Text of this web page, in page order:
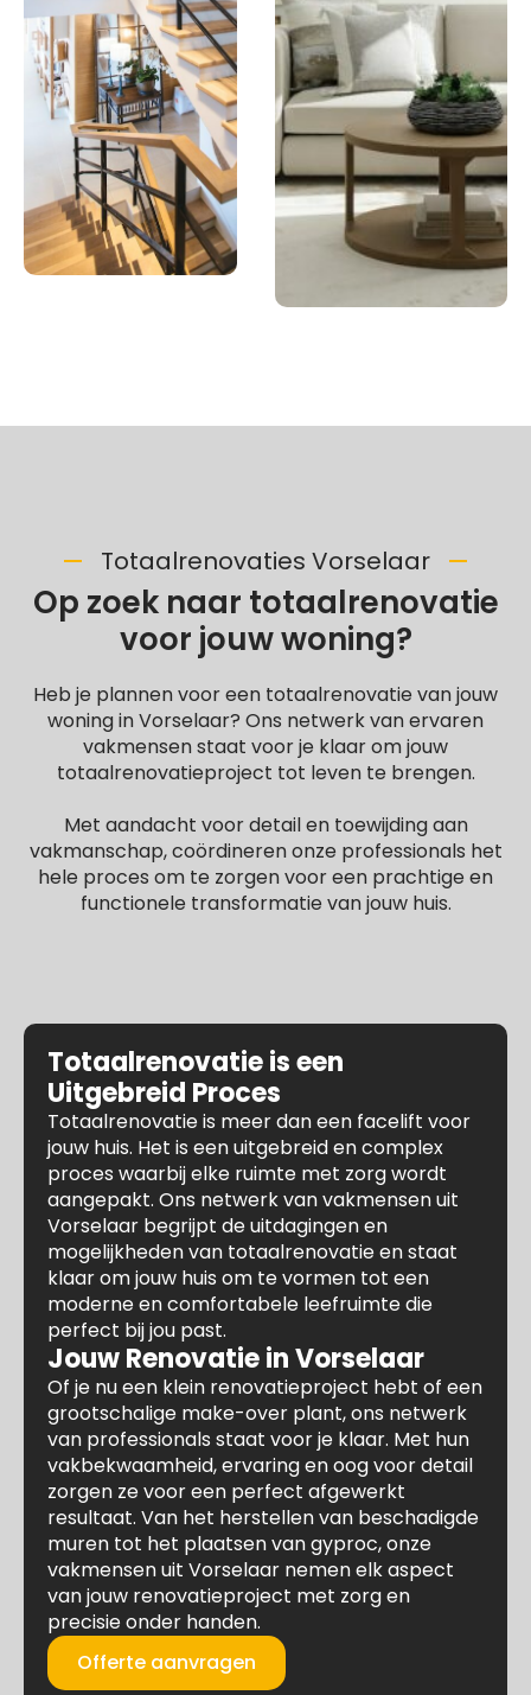
Totaalrenovaties Vorselaar
Op zoek naar totaalrenovatie
voor jouw woning?
Heb je plannen voor een totaalrenovatie van jouw
woning in Vorselaar? Ons netwerk van ervaren
vakmensen staat voor je klaar om jouw
totaalrenovatieproject tot leven te brengen.
Met aandacht voor detail en toewijding aan
vakmanschap, coördineren onze professionals het
hele proces om te zorgen voor een prachtige en
functionele transformatie van jouw huis.
Totaalrenovatie is een
Uitgebreid Proces
Totaalrenovatie is meer dan een facelift voor
jouw huis. Het is een uitgebreid en complex
proces waarbij elke ruimte met zorg wordt
aangepakt. Ons netwerk van vakmensen uit
Vorselaar begrijpt de uitdagingen en
mogelijkheden van totaalrenovatie en staat
klaar om jouw huis om te vormen tot een
moderne en comfortabele leefruimte die
perfect bij jou past.
Jouw Renovatie in Vorselaar
Of je nu een klein renovatieproject hebt of een
grootschalige make-over plant, ons netwerk
van professionals staat voor je klaar. Met hun
vakbekwaamheid, ervaring en oog voor detail
zorgen ze voor een perfect afgewerkt
resultaat. Van het herstellen van beschadigde
muren tot het plaatsen van gyproc, onze
vakmensen uit Vorselaar nemen elk aspect
van jouw renovatieproject met zorg en
precisie onder handen.
Offerte aanvragen